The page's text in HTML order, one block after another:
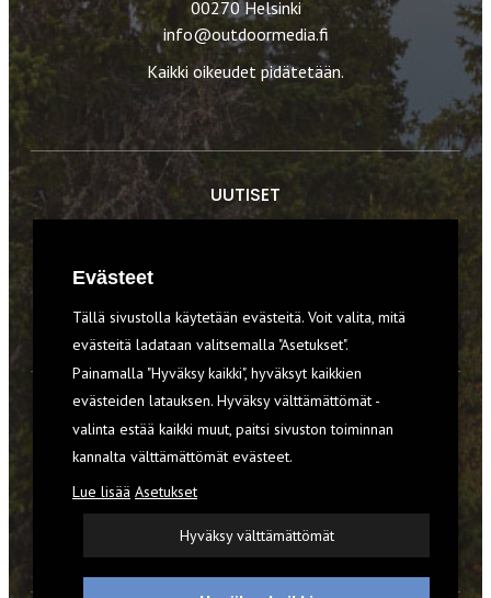
00270 Helsinki
info@outdoormedia.fi
Kaikki oikeudet pidätetään.
UUTISET
VARUSTEET
TILAA RETKI-LEHTI
YHTEYSTIEDOT
REKISTERISELOSTE
EVÄSTEET
Evästeet
Tällä sivustolla käytetään evästeitä. Voit valita, mitä
evästeitä ladataan valitsemalla "Asetukset".
Painamalla "Hyväksy kaikki", hyväksyt kaikkien
evästeiden latauksen. Hyväksy välttämättömät -
valinta estää kaikki muut, paitsi sivuston toiminnan
kannalta välttämättömät evästeet.
Lue lisää Asetukset
Hyväksy välttämättömät